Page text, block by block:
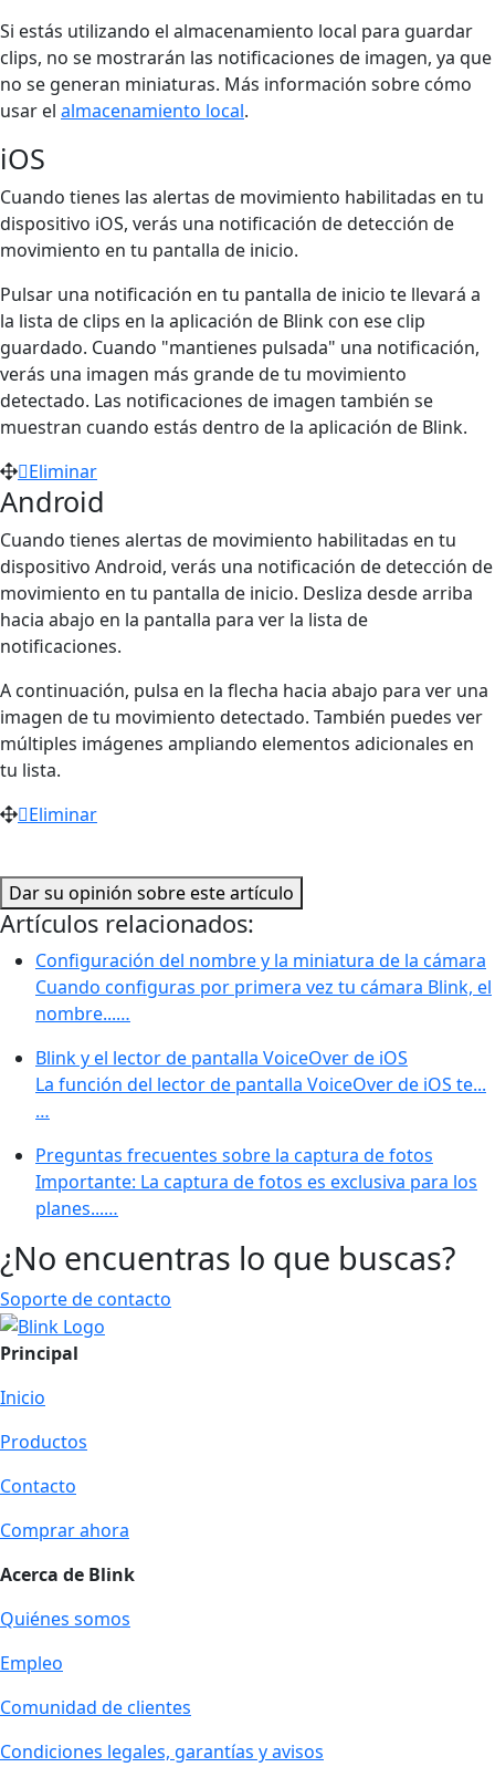
Si estás utilizando el almacenamiento local para guardar
clips, no se mostrarán las notificaciones de imagen, ya que
no se generan miniaturas. Más información sobre cómo
usar el almacenamiento local.
iOS
Cuando tienes las alertas de movimiento habilitadas en tu
dispositivo iOS, verás una notificación de detección de
movimiento en tu pantalla de inicio.
Pulsar una notificación en tu pantalla de inicio te llevará a
la lista de clips en la aplicación de Blink con ese clip
guardado. Cuando "mantienes pulsada" una notificación,
verás una imagen más grande de tu movimiento
detectado. Las notificaciones de imagen también se
muestran cuando estás dentro de la aplicación de Blink.
Eliminar
Android
Cuando tienes alertas de movimiento habilitadas en tu
dispositivo Android, verás una notificación de detección de
movimiento en tu pantalla de inicio. Desliza desde arriba
hacia abajo en la pantalla para ver la lista de
notificaciones.
A continuación, pulsa en la flecha hacia abajo para ver una
imagen de tu movimiento detectado. También puedes ver
múltiples imágenes ampliando elementos adicionales en
tu lista.
Eliminar
Dar su opinión sobre este artículo
Artículos relacionados:
Configuración del nombre y la miniatura de la cámara
Cuando configuras por primera vez tu cámara Blink, el
nombre...…
Blink y el lector de pantalla VoiceOver de iOS
La función del lector de pantalla VoiceOver de iOS te...
…
Preguntas frecuentes sobre la captura de fotos
Importante: La captura de fotos es exclusiva para los
planes...…
¿No encuentras lo que buscas?
Soporte de contacto
Principal
Inicio
Productos
Contacto
Comprar ahora
Acerca de Blink
Quiénes somos
Empleo
Comunidad de clientes
Condiciones legales, garantías y avisos